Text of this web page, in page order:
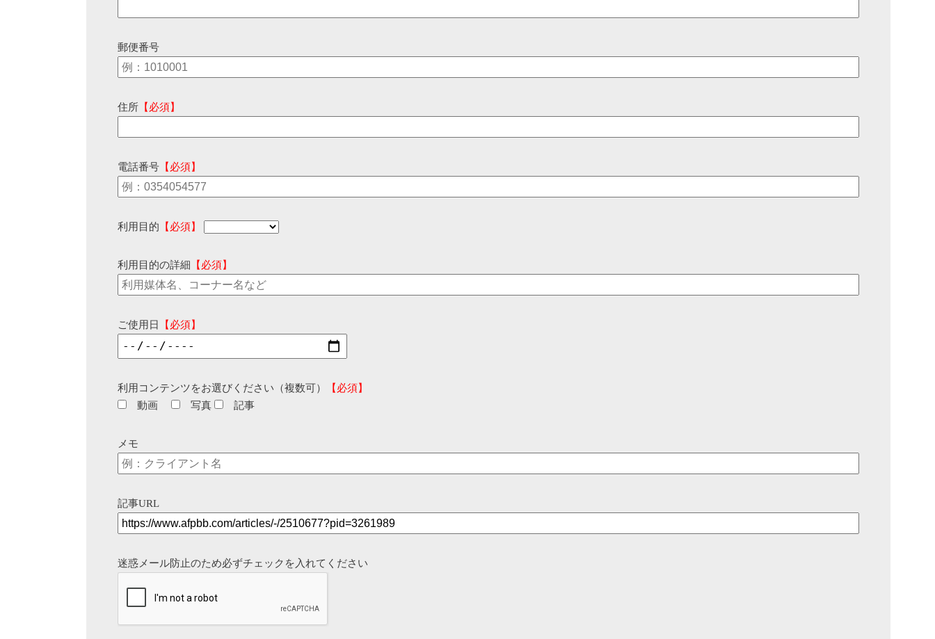
郵便番号
住所 【必須】
電話番号 【必須】
利用目的 【必須】
利用目的の詳細 【必須】
ご使用日 【必須】
利用コンテンツをお選びください（複数可）
【必須】
動画
写真 記事
メモ
記事URL
迷惑メール防止のため必ずチェックを入れてください